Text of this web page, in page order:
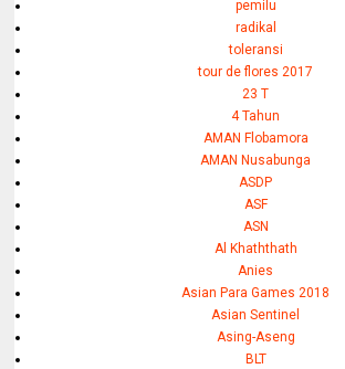
pemilu
radikal
toleransi
tour de flores 2017
23 T
4 Tahun
AMAN Flobamora
AMAN Nusabunga
ASDP
ASF
ASN
Al Khaththath
Anies
Asian Para Games 2018
Asian Sentinel
Asing-Aseng
BLT